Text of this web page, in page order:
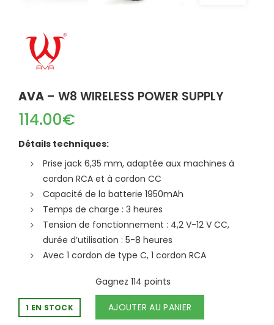
AVA – W8 WIRELESS POWER SUPPLY
114.00€
Détails techniques:
Prise jack 6,35 mm, adaptée aux machines à
cordon RCA et à cordon CC
Capacité de la batterie 1950mAh
Temps de charge : 3 heures
Tension de fonctionnement : 4,2 V-12 V CC,
durée d’utilisation : 5-8 heures
Avec 1 cordon de type C, 1 cordon RCA
1 EN STOCK
Gagnez 114 points
AJOUTER AU PANIER